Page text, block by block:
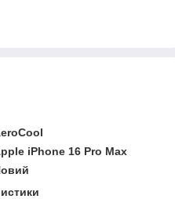
iPhone 16 Pro Max